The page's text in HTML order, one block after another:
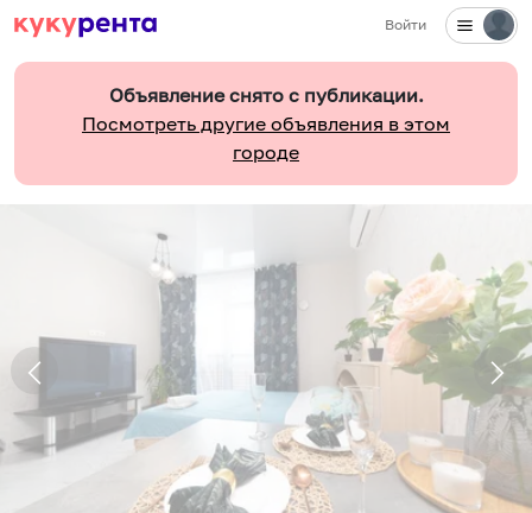
Войти
Объявление снято с публикации.
Посмотреть другие объявления в этом
городе